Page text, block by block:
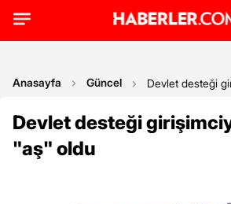
Anasayfa Güncel Devlet desteği
Devlet desteği
"aş" oldu